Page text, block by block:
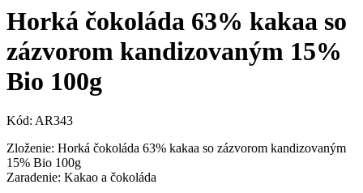
Horká čokoláda 63% kakaa so
zázvorom kandizovaným 15%
Bio 100g
Kód: AR343
Zloženie: Horká čokoláda 63% kakaa so zázvorom kandizovaným
15% Bio 100g
Zaradenie: Kakao a čokoláda